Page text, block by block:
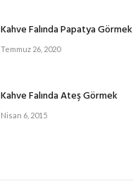
Kahve Falında Papatya Görmek
Temmuz 26, 2020
Kahve Falında Ateş Görmek
Nisan 6, 2015